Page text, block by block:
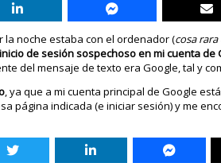
la noche estaba con el ordenador (cosa
de sesión sospechoso en mi cuenta de
del mensaje de texto era Google, tal y
, ya que a mi cuenta principal de Google
página indicada (e iniciar sesión) y me